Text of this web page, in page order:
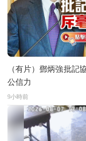
（有片）鄧炳強批
公信力
9小時前